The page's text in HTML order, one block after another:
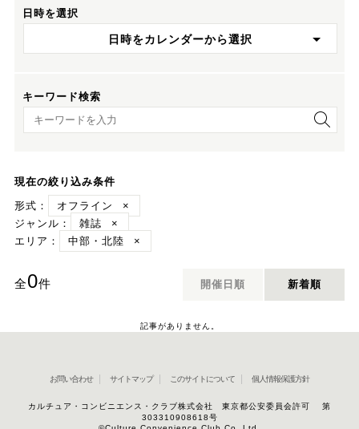
日時を選択
日時をカレンダーから選択
キーワード検索
キーワード検索
現在の絞り込み条件
形式：
オフライン
×
ジャンル：
雑誌
×
エリア：
中部・北陸 ×
全0件 開催日順 新着順
記事がありません。
お問い合わせ サイトマップ このサイトについて 個人情報保護方針
カルチュア・コンビニエンス・クラブ株式会社 東京都公安委員会許可 第
303310908618号